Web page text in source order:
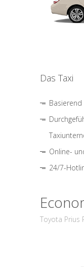
Das Taxi
Online-
24/7-
Toyota Prius